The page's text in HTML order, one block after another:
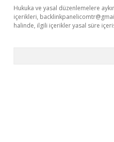
Hukuka ve yasal düzenlemelere
içerikleri,
halinde, ilgili içerikler yasal süre